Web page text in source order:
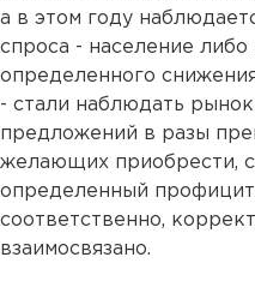
а в этом году
спроса - население
определенного
- стали наблюдать
предложений в разы
желающих приобрести,
определенный
соответственно,
взаимосвязано.